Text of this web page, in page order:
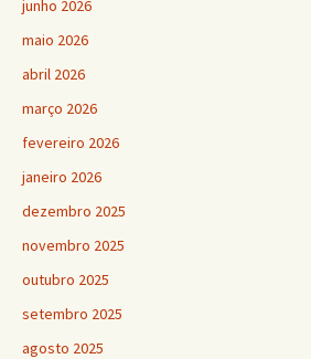
junho 2026
maio 2026
abril 2026
março 2026
fevereiro 2026
janeiro 2026
dezembro 2025
novembro 2025
outubro 2025
setembro 2025
agosto 2025